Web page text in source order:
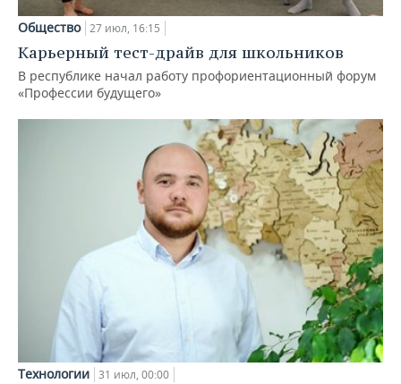
Общество 27 июл, 16:15
Карьерный тест-драйв для школьников
В республике начал работу профориентационный форум
«Профессии будущего»
Технологии 31 июл, 00:00